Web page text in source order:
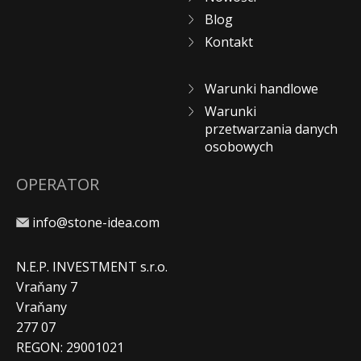
Blog
Kontakt
Warunki handlowe
Warunki
przetwarzania danych
osobowych
OPERATOR
info@stone-idea.com
N.E.P. INVESTMENT s.r.o.
Vraňany 7
Vraňany
277 07
REGON: 29001021